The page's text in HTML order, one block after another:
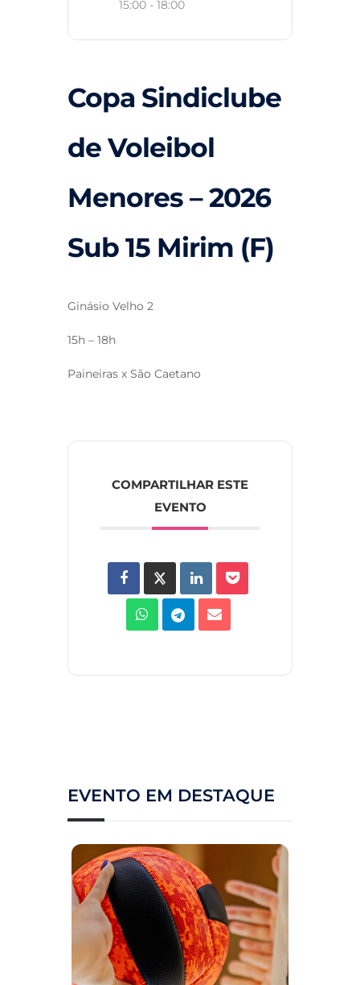
15:00 - 18:00
Copa Sindiclube
de Voleibol
Menores – 2026
Sub 15 Mirim (F)
Ginásio Velho 2
15h – 18h
Paineiras x São Caetano
COMPARTILHAR ESTE
EVENTO
EVENTO EM DESTAQUE